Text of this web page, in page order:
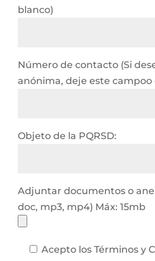
blanco)
Número de contacto (Si
anónima, deje este campoo
Objeto de la PQRSD:
Adjuntar documentos o
doc, mp3, mp4) Máx: 15mb
Acepto los Términos y